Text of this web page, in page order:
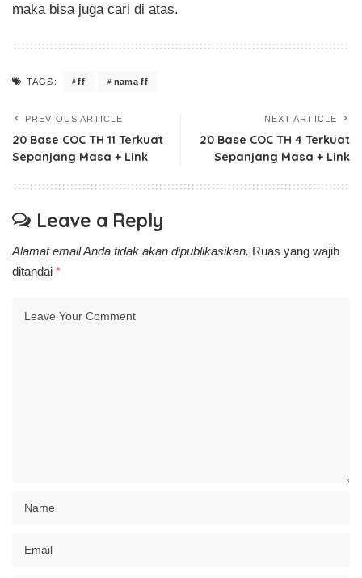
maka bisa juga cari di atas.
TAGS: ff nama ff
PREVIOUS ARTICLE
20 Base COC TH 11 Terkuat
Sepanjang Masa + Link
NEXT ARTICLE
20 Base COC TH 4 Terkuat
Sepanjang Masa + Link
Leave a Reply
Alamat email Anda tidak akan dipublikasikan. Ruas yang wajib
ditandai *